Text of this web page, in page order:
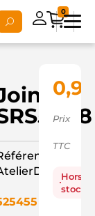
0
0,92
Prix
TTC
Hors
stock